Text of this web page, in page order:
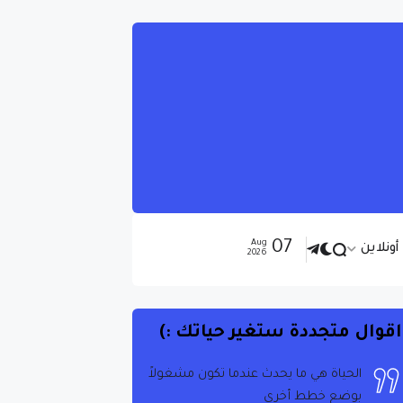
07
Aug
2026
اقوال متجددة ستغير حياتك :)
الحياة هي ما يحدث عندما تكون مشغولاً
بوضع خطط أخرى